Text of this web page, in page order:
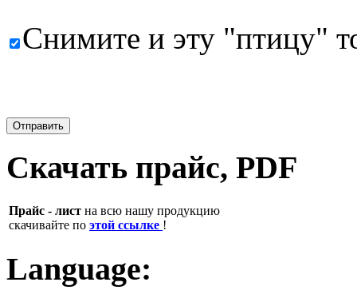
Снимите и эту "птицу"
Скачать прайс, PDF
Прайс - лист на всю нашу продукцию
скачивайте по этой ссылке !
Language: